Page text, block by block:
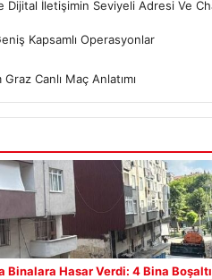
Dijital İletişimin Seviyeli Adresi Ve
Kapsamlı Operasyonlar
Canlı Maç Anlatımı
Binalara Hasar Verdi: 4 Bina